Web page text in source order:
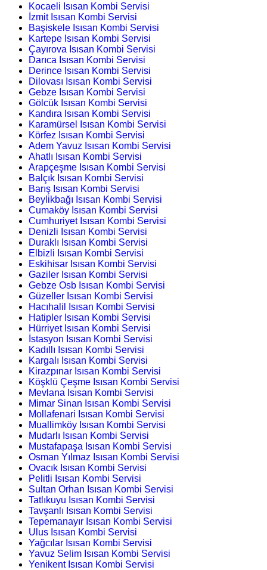
Kocaeli Isısan Kombi Servisi
İzmit Isısan Kombi Servisi
Başiskele Isısan Kombi Servisi
Kartepe Isısan Kombi Servisi
Çayırova Isısan Kombi Servisi
Darıca Isısan Kombi Servisi
Derince Isısan Kombi Servisi
Dilovası Isısan Kombi Servisi
Gebze Isısan Kombi Servisi
Gölcük Isısan Kombi Servisi
Kandıra Isısan Kombi Servisi
Karamürsel Isısan Kombi Servisi
Körfez Isısan Kombi Servisi
Adem Yavuz Isısan Kombi Servisi
Ahatlı Isısan Kombi Servisi
Arapçeşme Isısan Kombi Servisi
Balçık Isısan Kombi Servisi
Barış Isısan Kombi Servisi
Beylikbağı Isısan Kombi Servisi
Cumaköy Isısan Kombi Servisi
Cumhuriyet Isısan Kombi Servisi
Denizli Isısan Kombi Servisi
Duraklı Isısan Kombi Servisi
Elbizli Isısan Kombi Servisi
Eskihisar Isısan Kombi Servisi
Gaziler Isısan Kombi Servisi
Gebze Osb Isısan Kombi Servisi
Güzeller Isısan Kombi Servisi
Hacıhalil Isısan Kombi Servisi
Hatipler Isısan Kombi Servisi
Hürriyet Isısan Kombi Servisi
İstasyon Isısan Kombi Servisi
Kadıllı Isısan Kombi Servisi
Kargalı Isısan Kombi Servisi
Kirazpınar Isısan Kombi Servisi
Köşklü Çeşme Isısan Kombi Servisi
Mevlana Isısan Kombi Servisi
Mimar Sinan Isısan Kombi Servisi
Mollafenari Isısan Kombi Servisi
Muallimköy Isısan Kombi Servisi
Mudarlı Isısan Kombi Servisi
Mustafapaşa Isısan Kombi Servisi
Osman Yılmaz Isısan Kombi Servisi
Ovacık Isısan Kombi Servisi
Pelitli Isısan Kombi Servisi
Sultan Orhan Isısan Kombi Servisi
Tatlıkuyu Isısan Kombi Servisi
Tavşanlı Isısan Kombi Servisi
Tepemanayır Isısan Kombi Servisi
Ulus Isısan Kombi Servisi
Yağcılar Isısan Kombi Servisi
Yavuz Selim Isısan Kombi Servisi
Yenikent Isısan Kombi Servisi